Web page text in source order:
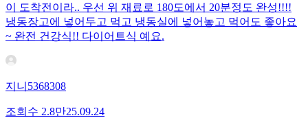
이 도착전이라.. 우선 위 재료로 180도에서 20분정도 완성!!!!
냉동장고에 넣어두고 먹고 냉동실에 넣어놓고 먹어도 좋아요
~ 완전 건강식!! 다이어트식 예요.
지니5368308
조회수 2.8만25.09.24